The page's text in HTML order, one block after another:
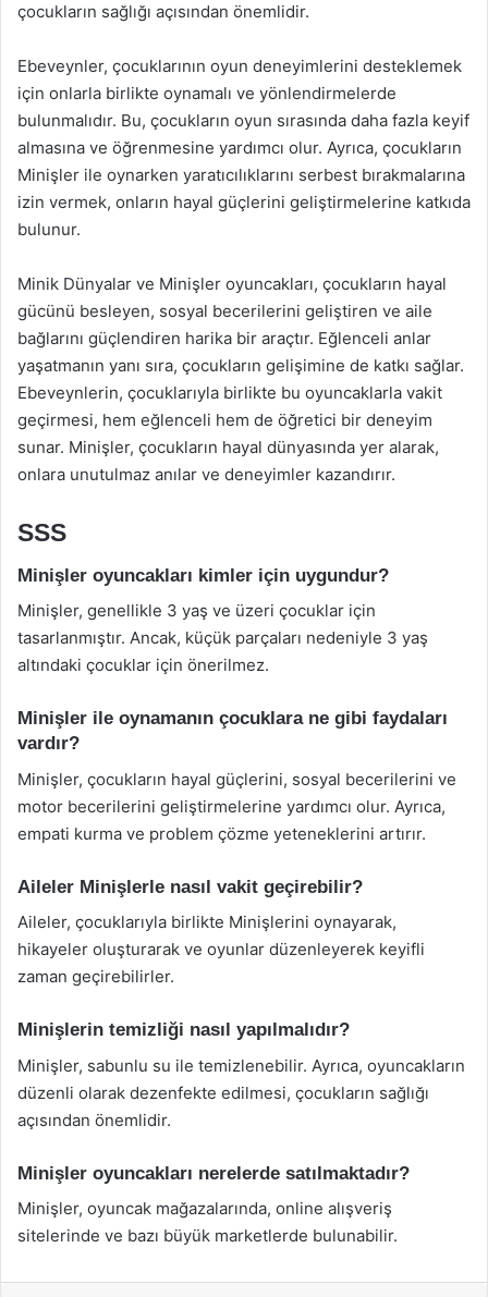
çocukların sağlığı açısından önemlidir.
Ebeveynler, çocuklarının oyun deneyimlerini desteklemek
için onlarla birlikte oynamalı ve yönlendirmelerde
bulunmalıdır. Bu, çocukların oyun sırasında daha fazla keyif
almasına ve öğrenmesine yardımcı olur. Ayrıca, çocukların
Minişler ile oynarken yaratıcılıklarını serbest bırakmalarına
izin vermek, onların hayal güçlerini geliştirmelerine katkıda
bulunur.
Minik Dünyalar ve Minişler oyuncakları, çocukların hayal
gücünü besleyen, sosyal becerilerini geliştiren ve aile
bağlarını güçlendiren harika bir araçtır. Eğlenceli anlar
yaşatmanın yanı sıra, çocukların gelişimine de katkı sağlar.
Ebeveynlerin, çocuklarıyla birlikte bu oyuncaklarla vakit
geçirmesi, hem eğlenceli hem de öğretici bir deneyim
sunar. Minişler, çocukların hayal dünyasında yer alarak,
onlara unutulmaz anılar ve deneyimler kazandırır.
SSS
Minişler oyuncakları kimler için uygundur?
Minişler, genellikle 3 yaş ve üzeri çocuklar için
tasarlanmıştır. Ancak, küçük parçaları nedeniyle 3 yaş
altındaki çocuklar için önerilmez.
Minişler ile oynamanın çocuklara ne gibi faydaları
vardır?
Minişler, çocukların hayal güçlerini, sosyal becerilerini ve
motor becerilerini geliştirmelerine yardımcı olur. Ayrıca,
empati kurma ve problem çözme yeteneklerini artırır.
Aileler Minişlerle nasıl vakit geçirebilir?
Aileler, çocuklarıyla birlikte Minişlerini oynayarak,
hikayeler oluşturarak ve oyunlar düzenleyerek keyifli
zaman geçirebilirler.
Minişlerin temizliği nasıl yapılmalıdır?
Minişler, sabunlu su ile temizlenebilir. Ayrıca, oyuncakların
düzenli olarak dezenfekte edilmesi, çocukların sağlığı
açısından önemlidir.
Minişler oyuncakları nerelerde satılmaktadır?
Minişler, oyuncak mağazalarında, online alışveriş
sitelerinde ve bazı büyük marketlerde bulunabilir.